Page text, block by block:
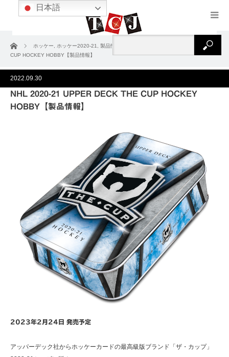
ホーム ホッケー ホッケー2020‐21 製品情報
NHL 2020-21 UPPER DECK THE
CUP HOCKEY HOBBY【製品情報】
2022.09.30
NHL 2020-21 UPPER DECK THE CUP HOCKEY
HOBBY【製品情報】
2023年2月24日 発売予定
アッパーデック社からホッケーカードの最高級版ブランド「ザ・カップ」
日本語